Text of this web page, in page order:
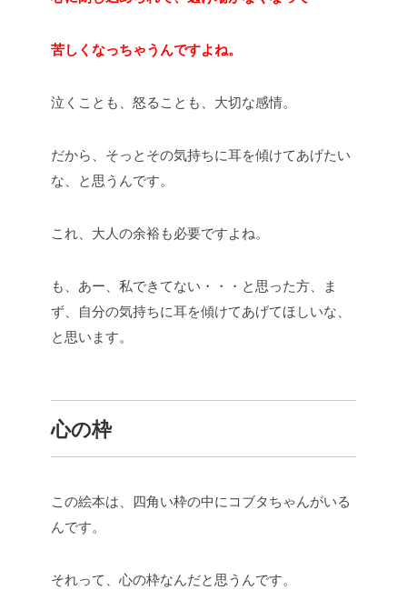
苦しくなっちゃうんですよね。
泣くことも、怒ることも、大切な感情。
だから、そっとその気持ちに耳を傾けてあげたい
な、と思うんです。
これ、大人の余裕も必要ですよね。
も、あー、私できてない・・・と思った方、ま
ず、自分の気持ちに耳を傾けてあげてほしいな、
と思います。
心の枠
この絵本は、四角い枠の中にコブタちゃんがいる
んです。
それって、心の枠なんだと思うんです。